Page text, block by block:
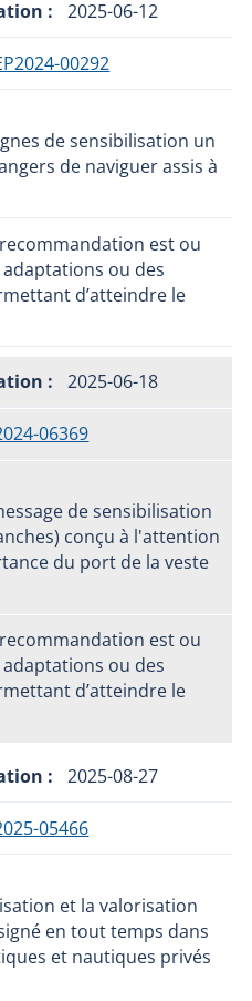
2025-06-12
00292
de sensibilisation un
de naviguer assis à
est ou
ou des
d’atteindre le
2025-06-18
06369
de sensibilisation
conçu à l'attention
du port de la veste
est ou
ou des
d’atteindre le
2025-08-27
05466
et la valorisation
en tout temps dans
et nautiques privés